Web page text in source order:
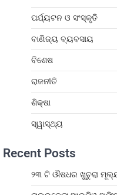
ପର୍ଯ୍ୟଟନ ଓ ସଂସ୍କୃତି
ବାଣିଜ୍ୟ ବ୍ୟବସାୟ
ବିଶେଷ
ରାଜନୀତି
ଶିକ୍ଷା
ସ୍ୱାସ୍ଥ୍ୟ
Recent Posts
୨୩ ଟି ଔଷଧର ଖୁଚୁରା ମୂଲ୍ୟ